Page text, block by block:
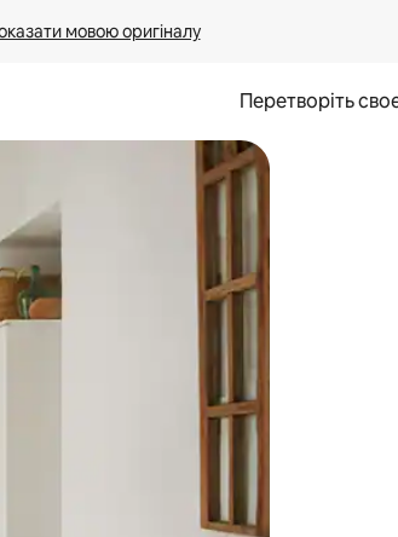
мовою оригіналу
Перетворіть
та вниз або жести дотику та гортання.